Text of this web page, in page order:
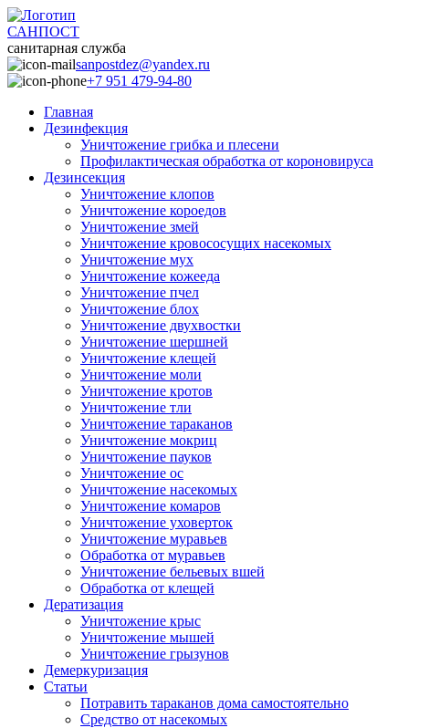
САНПОСТ
санитарная служба
sanpostdez@yandex.ru
+7 951 479-94-80
Главная
Дезинфекция
Уничтожение грибка и плесени
Профилактическая обработка от короновируса
Дезинсекция
Уничтожение клопов
Уничтожение короедов
Уничтожение змей
Уничтожение кровососущих насекомых
Уничтожение мух
Уничтожение кожееда
Уничтожение пчел
Уничтожение блох
Уничтожение двухвостки
Уничтожение шершней
Уничтожение клещей
Уничтожение моли
Уничтожение кротов
Уничтожение тли
Уничтожение тараканов
Уничтожение мокриц
Уничтожение пауков
Уничтожение ос
Уничтожение насекомых
Уничтожение комаров
Уничтожение уховерток
Уничтожение муравьев
Обработка от муравьев
Уничтожение бельевых вшей
Обработка от клещей
Дератизация
Уничтожение крыс
Уничтожение мышей
Уничтожение грызунов
Демеркуризация
Статьи
Потравить тараканов дома самостоятельно
Средство от насекомых